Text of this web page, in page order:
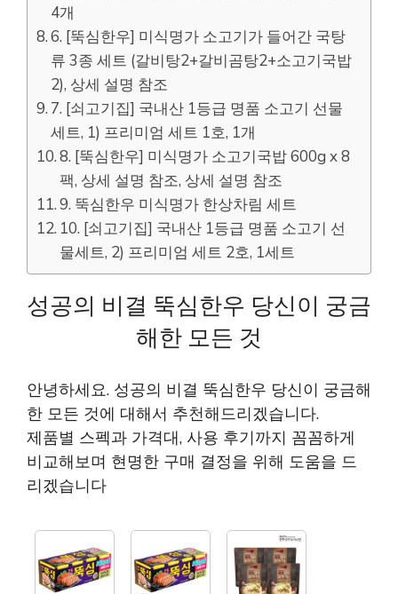
4개
6. [뚝심한우] 미식명가 소고기가 들어간 국탕
류 3종 세트 (갈비탕2+갈비곰탕2+소고기국밥
2), 상세 설명 참조
7. [쇠고기집] 국내산 1등급 명품 소고기 선물
세트, 1) 프리미엄 세트 1호, 1개
8. [뚝심한우] 미식명가 소고기국밥 600g x 8
팩, 상세 설명 참조, 상세 설명 참조
9. 뚝심한우 미식명가 한상차림 세트
10. [쇠고기집] 국내산 1등급 명품 소고기 선
물세트, 2) 프리미엄 세트 2호, 1세트
성공의 비결 뚝심한우 당신이 궁금
해한 모든 것
안녕하세요. 성공의 비결 뚝심한우 당신이 궁금해
한 모든 것에 대해서 추천해드리겠습니다.
제품별 스펙과 가격대, 사용 후기까지 꼼꼼하게
비교해보며 현명한 구매 결정을 위해 도움을 드
리겠습니다